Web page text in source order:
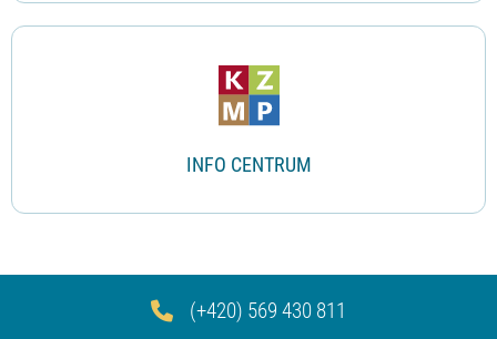
INFO CENTRUM
(+420) 569 430 811